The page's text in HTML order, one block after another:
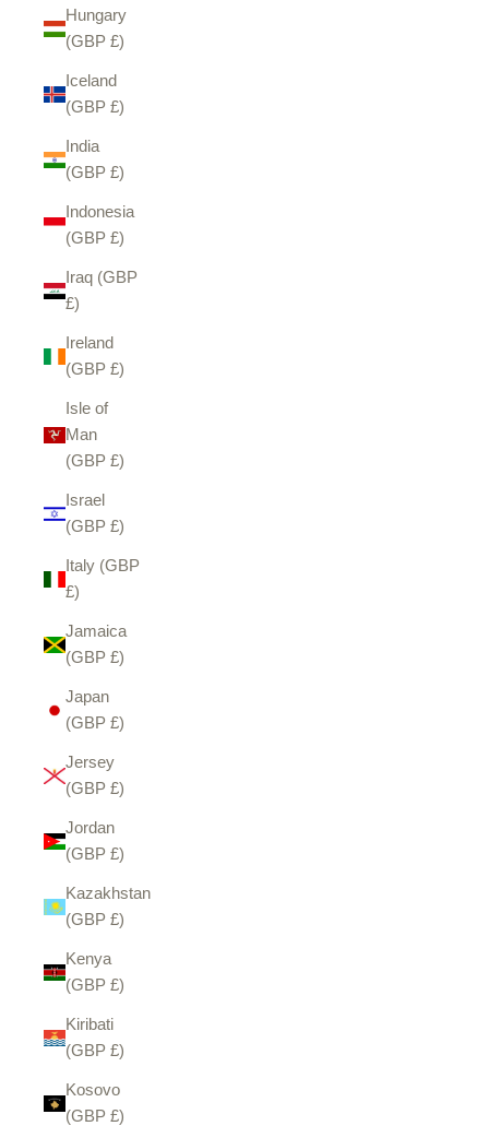
Hungary
(GBP £)
Iceland
(GBP £)
India
(GBP £)
Indonesia
(GBP £)
Iraq (GBP
£)
Ireland
(GBP £)
Isle of
Man
(GBP £)
Israel
(GBP £)
Italy (GBP
£)
Jamaica
(GBP £)
Japan
(GBP £)
Jersey
(GBP £)
Jordan
(GBP £)
Kazakhstan
(GBP £)
Kenya
(GBP £)
Kiribati
(GBP £)
Kosovo
(GBP £)